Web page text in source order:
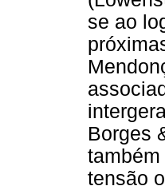
se ao
Borges
tensão